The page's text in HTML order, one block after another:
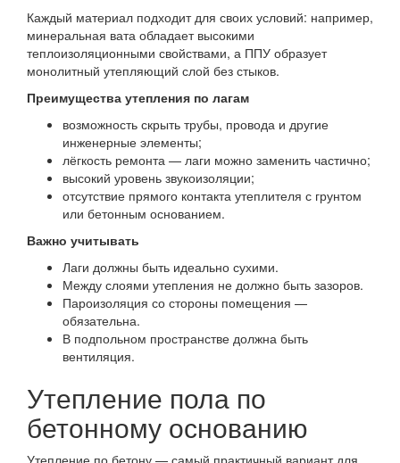
Каждый материал подходит для своих условий: например,
минеральная вата обладает высокими
теплоизоляционными свойствами, а ППУ образует
монолитный утепляющий слой без стыков.
Преимущества утепления по лагам
возможность скрыть трубы, провода и другие
инженерные элементы;
лёгкость ремонта — лаги можно заменить частично;
высокий уровень звукоизоляции;
отсутствие прямого контакта утеплителя с грунтом
или бетонным основанием.
Важно учитывать
Лаги должны быть идеально сухими.
Между слоями утепления не должно быть зазоров.
Пароизоляция со стороны помещения —
обязательна.
В подпольном пространстве должна быть
вентиляция.
Утепление пола по
бетонному основанию
Утепление по бетону — самый практичный вариант для